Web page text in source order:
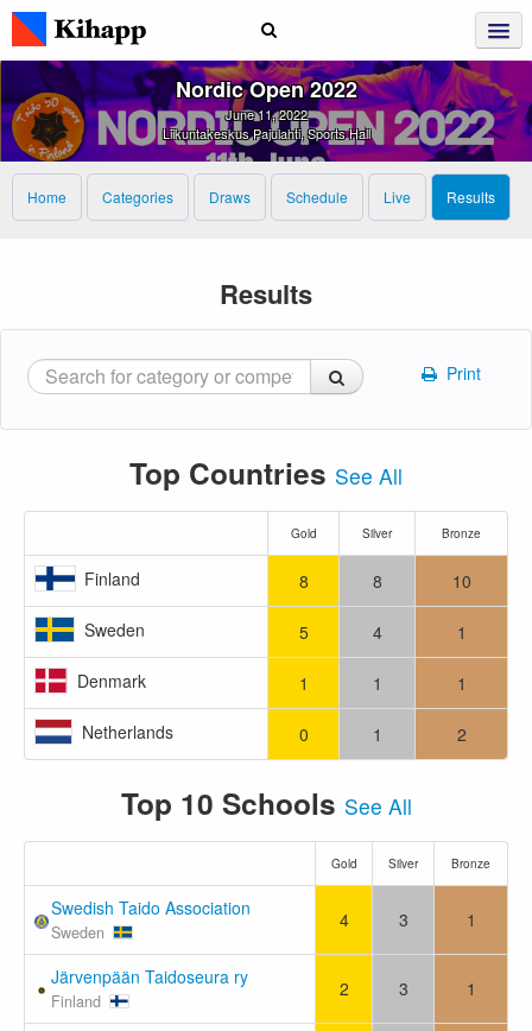
Nordic Open 2022
June 11, 2022
Liikuntakeskus Pajulahti, Sports Hall
Home Categories Draws Schedule Live Results
Results
Print
Top Countries See All
Gold Silver Bronze
Finland 8 8 10
Sweden 5 4 1
Denmark 1 1 1
Netherlands 0 1 2
Top 10 Schools See All
Gold Silver Bronze
Swedish Taido Association
Sweden
4 3 1
Järvenpään Taidoseura ry
Finland
2 3 1